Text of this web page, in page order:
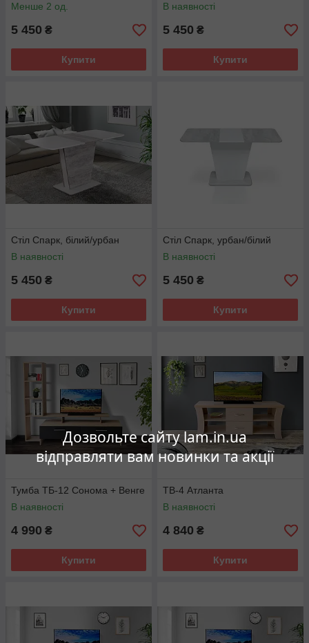
Дозвольте сайту lam.in.ua
відправляти вам новинки та акції
Менше 2 од.
5 450 ₴
Купити
В наявності
5 450 ₴
Купити
Стіл Спарк, білий/урбан
В наявності
5 450 ₴
Купити
Стіл Спарк, урбан/білий
В наявності
5 450 ₴
Купити
Тумба ТБ-12 Сонома + Венге
В наявності
4 990 ₴
Купити
ТВ-4 Атланта
В наявності
4 840 ₴
Купити